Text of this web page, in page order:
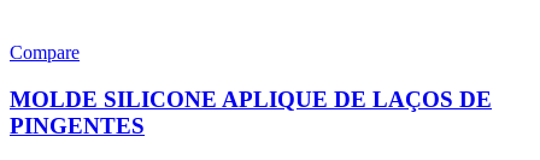
Compare
MOLDE SILICONE APLIQUE DE LAÇOS DE
PINGENTES